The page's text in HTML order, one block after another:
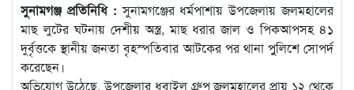
সুনামগঞ্জ প্রতিনিধি : সুনামগঞ্জের ধর্মপাশায় উপজেলায় জলমহালের
মাছ লুটের ঘটনায় দেশীয় অস্ত্র, মাছ ধরার জাল ও পিকআপসহ ৪১
দুর্বৃত্তকে স্থানীয় জনতা বৃহস্পতিবার আটকের পর থানা পুুলিশে সোপর্দ
করেছেন।
অভিযোগ উঠেছে, উপজেলার ধুবাইল গ্রুপ জলমহালের প্রায় ১২ থেকে